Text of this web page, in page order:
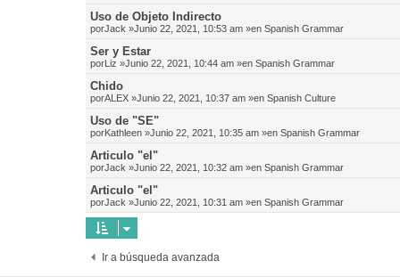
Uso de Objeto Indirecto
porJack »Junio 22, 2021, 10:53 am »en Spanish Grammar
Ser y Estar
porLiz »Junio 22, 2021, 10:44 am »en Spanish Grammar
Chido
porALEX »Junio 22, 2021, 10:37 am »en Spanish Culture
Uso de "SE"
porKathleen »Junio 22, 2021, 10:35 am »en Spanish Grammar
Articulo "el"
porJack »Junio 22, 2021, 10:32 am »en Spanish Grammar
Articulo "el"
porJack »Junio 22, 2021, 10:31 am »en Spanish Grammar
Ir a búsqueda avanzada